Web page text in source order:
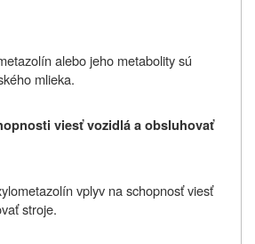
alebo jeho metabolity sú
mlieka.
viesť vozidlá a obsluhovať
vplyv na schopnosť viesť
stroje.